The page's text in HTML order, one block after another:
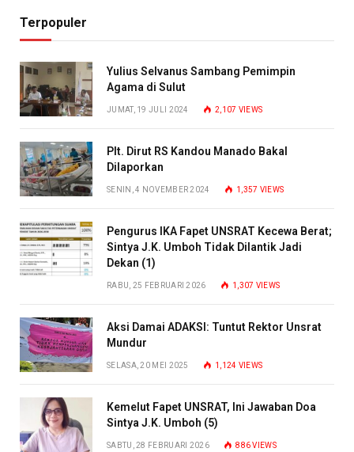
Terpopuler
Yulius Selvanus Sambang Pemimpin
Agama di Sulut
JUMAT, 19 JULI 2024 2,107 VIEWS
Plt. Dirut RS Kandou Manado Bakal
Dilaporkan
SENIN, 4 NOVEMBER 2024 1,357 VIEWS
Pengurus IKA Fapet UNSRAT Kecewa Berat;
Sintya J.K. Umboh Tidak Dilantik Jadi
Dekan (1)
RABU, 25 FEBRUARI 2026 1,307 VIEWS
Aksi Damai ADAKSI: Tuntut Rektor Unsrat
Mundur
SELASA, 20 MEI 2025 1,124 VIEWS
Kemelut Fapet UNSRAT, Ini Jawaban Doa
Sintya J.K. Umboh (5)
SABTU, 28 FEBRUARI 2026 886VIEWS